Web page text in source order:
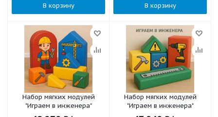
В корзину В корзину
Набор мягких модулей
"Играем в инженера"
Набор мягких модулей
"Играем в инженера"